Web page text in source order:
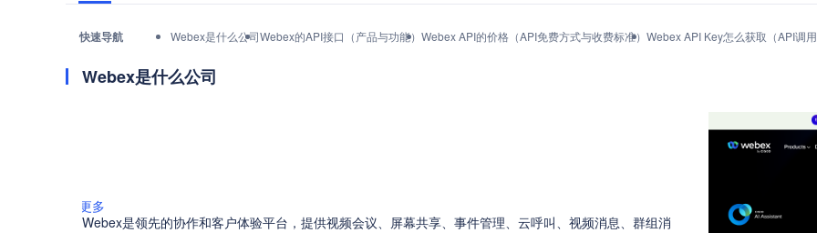
快速导航 Webex是什么公司Webex的API接口（产品与功能） Webex API的价格（API免费方式与收费标准） Webex API Key怎么获取（API调
Webex是什么公司
更多
Webex是领先的协作和客户体验平台，提供视频会议、屏幕共享、事件管理、云呼叫、视频消息、群组消